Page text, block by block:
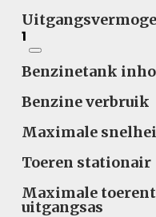
1
Benzinetank
Benzine verbruik
Maximale
Toeren stationair
Maximale
uitgangsas